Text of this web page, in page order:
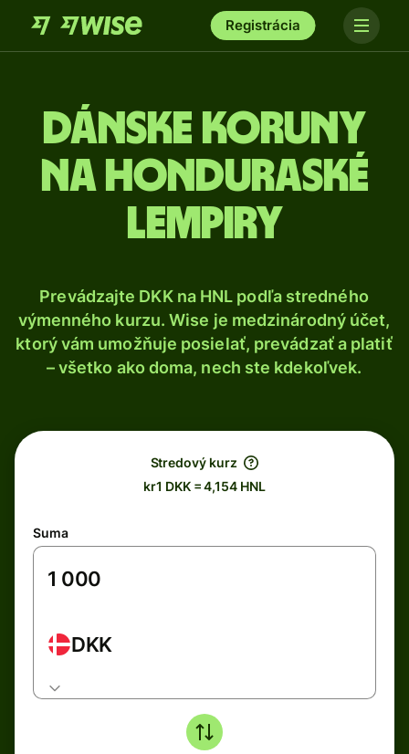
Registrácia
Dánske koruny
na honduraské
lempiry
Prevádzajte DKK na HNL podľa stredného
výmenného kurzu. Wise je medzinárodný účet,
ktorý vám umožňuje posielať, prevádzať a platiť
– všetko ako doma, nech ste kdekoľvek.
Stredový kurz
kr1 DKK = 4,154 HNL
Suma
DKK